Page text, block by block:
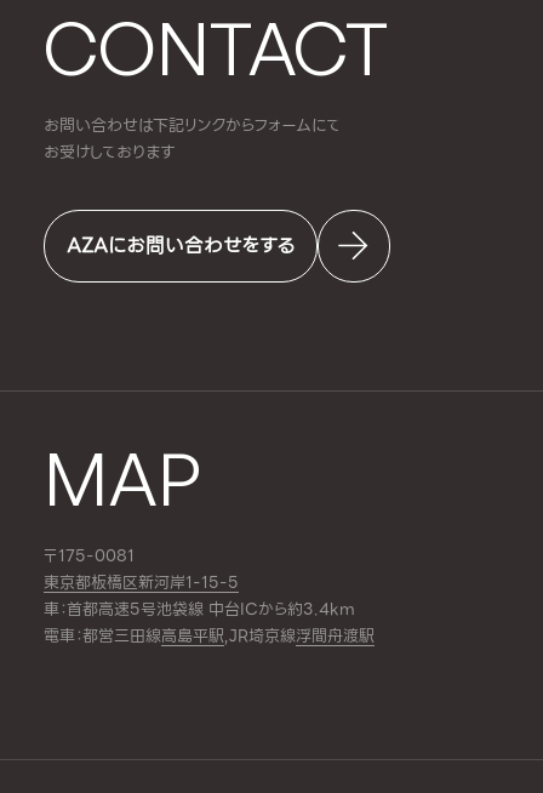
CONTACT
お問い合わせは下記リンクからフォームにて
お受けしております
AZAにお問い合わせをする
MAP
〒175-0081
東京都板橋区新河岸1-15-5
車：首都高速5号池袋線 中台ICから約3.4km
電車：都営三田線高島平駅,JR埼京線浮間舟渡駅